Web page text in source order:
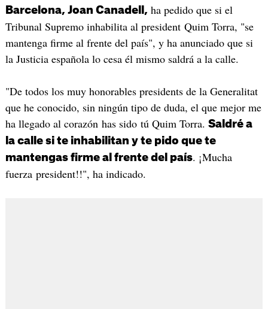
Barcelona, Joan Canadell, ha pedido que si el
Tribunal Supremo inhabilita al president Quim Torra, "se
mantenga firme al frente del país", y ha anunciado que si
la Justicia española lo cesa él mismo saldrá a la calle.
"De todos los muy honorables presidents de la Generalitat
que he conocido, sin ningún tipo de duda, el que mejor me
ha llegado al corazón has sido tú Quim Torra. Saldré a
la calle si te inhabilitan y te pido que te
mantengas firme al frente del país. ¡Mucha
fuerza president!!", ha indicado.